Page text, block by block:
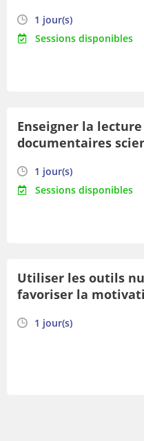
1 jour(s)
Sessions disponibles
Enseigner la
documentaires
1 jour(s)
Sessions disponibles
Utiliser les outils
favoriser la
1 jour(s)